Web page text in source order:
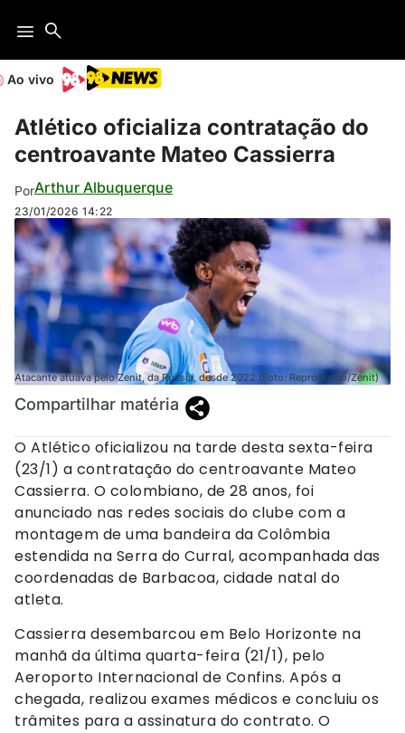
Ao vivo
Atlético oficializa contratação do
centroavante Mateo Cassierra
PorArthur Albuquerque
23/01/2026 14:22
Atacante atuava pelo Zenit, da Rússia, desde 2022 (Foto: Reprodução/Zenit)
Compartilhar matéria
O Atlético oficializou na tarde desta sexta-feira
(23/1) a contratação do centroavante Mateo
Cassierra. O colombiano, de 28 anos, foi
anunciado nas redes sociais do clube com a
montagem de uma bandeira da Colômbia
estendida na Serra do Curral, acompanhada das
coordenadas de Barbacoa, cidade natal do
atleta.
Cassierra desembarcou em Belo Horizonte na
manhã da última quarta-feira (21/1), pelo
Aeroporto Internacional de Confins. Após a
chegada, realizou exames médicos e concluiu os
trâmites para a assinatura do contrato. O